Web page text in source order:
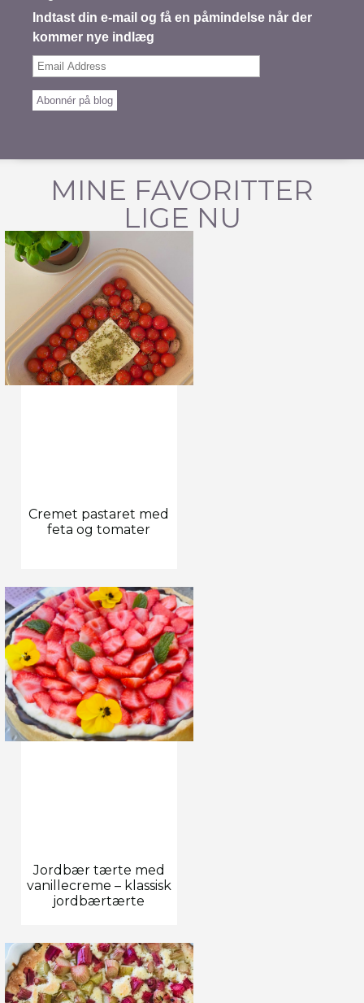
Indtast din e-mail og få en påmindelse når der
kommer nye indlæg
Email
Abonnér på blog
MINE FAVORITTER
LIGE NU
Cremet pastaret med
feta og tomater
Jordbær tærte med
vanillecreme – klassisk
jordbærtærte